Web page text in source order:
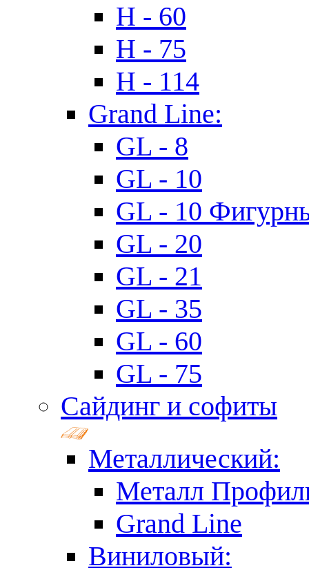
H - 60
H - 75
H - 114
Grand Line:
GL - 8
GL - 10
GL - 10
GL - 20
GL - 21
GL - 35
GL - 60
GL - 75
Сайдинг и софиты
Металлический:
Металл
Grand Line
Виниловый: